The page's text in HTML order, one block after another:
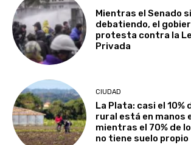
Mientras el Senado
debatiendo, el
protesta contra la
Privada
CIUDAD
La Plata: casi el 10%
rural está en manos
mientras el 70% de
no tiene suelo propio